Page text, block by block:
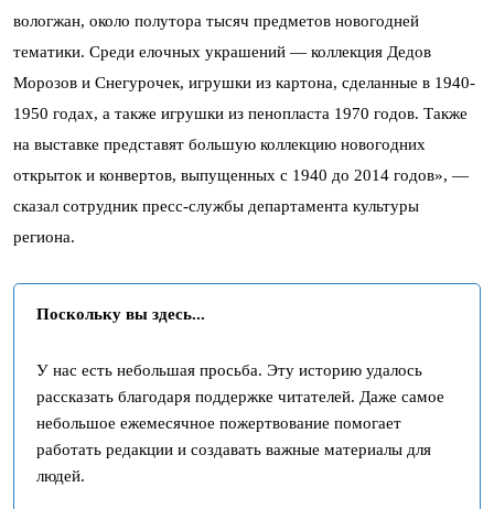
вологжан, около полутора тысяч предметов новогодней
тематики. Среди елочных украшений — коллекция Дедов
Морозов и Снегурочек, игрушки из картона, сделанные в 1940-
1950 годах, а также игрушки из пенопласта 1970 годов. Также
на выставке представят большую коллекцию новогодних
открыток и конвертов, выпущенных с 1940 до 2014 годов», —
сказал сотрудник пресс-службы департамента культуры
региона.
Поскольку вы здесь...
У нас есть небольшая просьба. Эту историю удалось
рассказать благодаря поддержке читателей. Даже самое
небольшое ежемесячное пожертвование помогает
работать редакции и создавать важные материалы для
людей.